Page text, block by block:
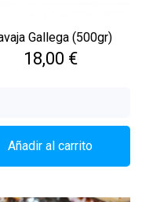
Gallega (500gr)
Precio
18,00 €
Añadir al carrito